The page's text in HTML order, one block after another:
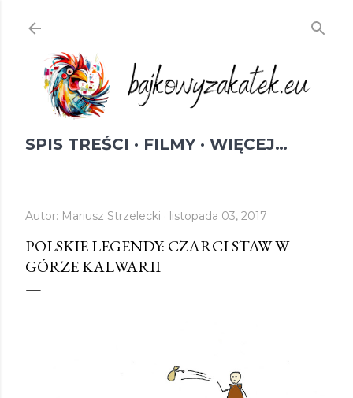
SPIS TREŚCI FILMY WIĘCEJ…
Autor: Mariusz Strzelecki listopada 03, 2017
POLSKIE LEGENDY: CZARCI STAW W
GÓRZE KALWARII